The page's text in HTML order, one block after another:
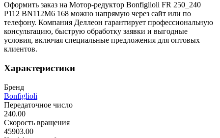
Оформить заказ на Мотор-редуктор Bonfiglioli FR 250_240
P112 BN112M6 168 можно напрямую через сайт или по
телефону. Компания Деллеон гарантирует профессиональную
консультацию, быструю обработку заявки и выгодные
условия, включая специальные предложения для оптовых
клиентов.
Характеристики
Бренд
Bonfiglioli
Передаточное число
240.00
Скорость вращения
45903.00